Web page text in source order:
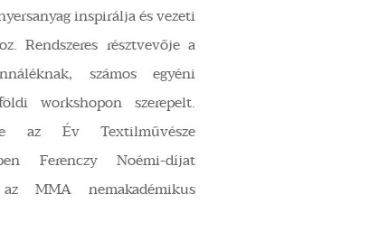
inspirálja és vezeti
Rendszeres résztvevője a
számos egyéni
workshopon szerepelt.
az Év Textilművésze
Ferenczy Noémi-díjat
MMA nemakadémikus